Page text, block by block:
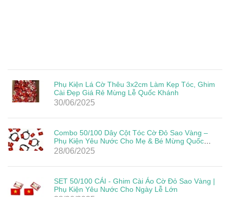
Phụ Kiện Lá Cờ Thêu 3x2cm Làm Kẹp Tóc, Ghim
Cài Đẹp Giá Rẻ Mừng Lễ Quốc Khánh
30/06/2025
Combo 50/100 Dây Cột Tóc Cờ Đỏ Sao Vàng –
Phụ Kiện Yêu Nước Cho Mẹ & Bé Mừng Quốc
Khánh 2/9
28/06/2025
SET 50/100 CÁI - Ghim Cài Áo Cờ Đỏ Sao Vàng |
Phụ Kiện Yêu Nước Cho Ngày Lễ Lớn